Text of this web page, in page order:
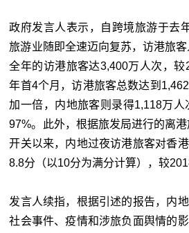
政府发言人表示，自跨境旅游于去
旅游业随即全速迈向复苏，访港旅
全年的访港旅客达3,400万人次，
年首4个月，访港旅客总数达到
加一倍，内地旅客则录得1,118万人
97%。此外，根据旅发局进行的离
开关以来，内地过夜访港旅客对香
8.8分（以10分为满分计算），较
发言人续指，根据引述的报告，内
社会事件、疫情和涉旅负面舆情的